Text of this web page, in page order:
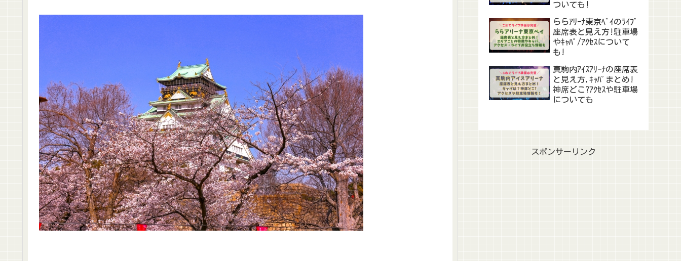
ついても!
ららｱﾘｰﾅ東京ﾍﾞｲのﾗｲﾌﾞ
座席表と見え方!駐車場
やｷｬﾊﾟ/ｱｸｾｽについて
も!
真駒内ｱｲｽｱﾘｰﾅの座席表
と見え方,ｷｬﾊﾟまとめ!
神席どこ?ｱｸｾｽや駐車場
についても
スポンサーリンク